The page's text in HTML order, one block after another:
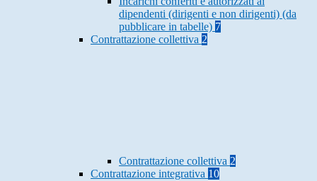
dipendenti (dirigenti e non dirigenti) (da
pubblicare in tabelle) 7
Contrattazione collettiva 2
Contrattazione collettiva 2
Contrattazione integrativa 10